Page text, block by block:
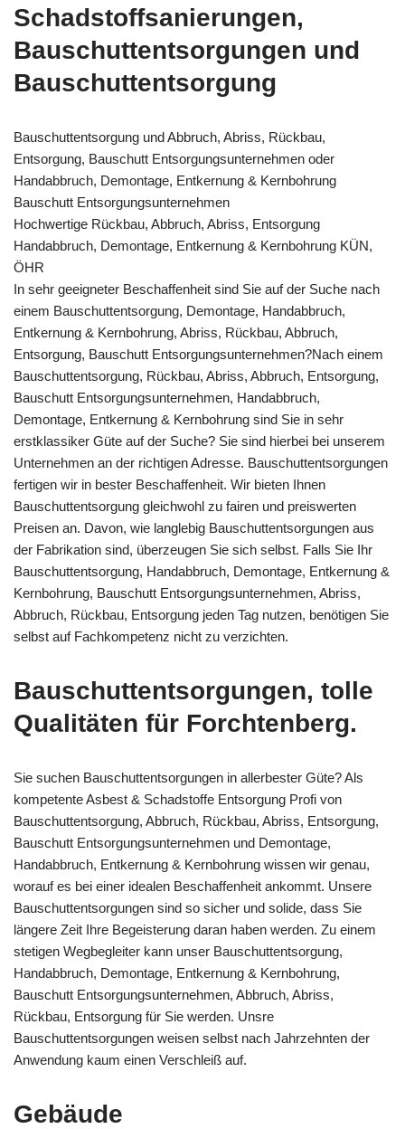
Schadstoffsanierungen,
Bauschuttentsorgungen und
Bauschuttentsorgung
Bauschuttentsorgung und Abbruch, Abriss, Rückbau,
Entsorgung, Bauschutt Entsorgungsunternehmen oder
Handabbruch, Demontage, Entkernung & Kernbohrung
Bauschutt Entsorgungsunternehmen
Hochwertige Rückbau, Abbruch, Abriss, Entsorgung
Handabbruch, Demontage, Entkernung & Kernbohrung KÜN,
ÖHR
In sehr geeigneter Beschaffenheit sind Sie auf der Suche nach
einem Bauschuttentsorgung, Demontage, Handabbruch,
Entkernung & Kernbohrung, Abriss, Rückbau, Abbruch,
Entsorgung, Bauschutt Entsorgungsunternehmen?Nach einem
Bauschuttentsorgung, Rückbau, Abriss, Abbruch, Entsorgung,
Bauschutt Entsorgungsunternehmen, Handabbruch,
Demontage, Entkernung & Kernbohrung sind Sie in sehr
erstklassiker Güte auf der Suche? Sie sind hierbei bei unserem
Unternehmen an der richtigen Adresse. Bauschuttentsorgungen
fertigen wir in bester Beschaffenheit. Wir bieten Ihnen
Bauschuttentsorgung gleichwohl zu fairen und preiswerten
Preisen an. Davon, wie langlebig Bauschuttentsorgungen aus
der Fabrikation sind, überzeugen Sie sich selbst. Falls Sie Ihr
Bauschuttentsorgung, Handabbruch, Demontage, Entkernung &
Kernbohrung, Bauschutt Entsorgungsunternehmen, Abriss,
Abbruch, Rückbau, Entsorgung jeden Tag nutzen, benötigen Sie
selbst auf Fachkompetenz nicht zu verzichten.
Bauschuttentsorgungen, tolle
Qualitäten für Forchtenberg.
Sie suchen Bauschuttentsorgungen in allerbester Güte? Als
kompetente Asbest & Schadstoffe Entsorgung Profi von
Bauschuttentsorgung, Abbruch, Rückbau, Abriss, Entsorgung,
Bauschutt Entsorgungsunternehmen und Demontage,
Handabbruch, Entkernung & Kernbohrung wissen wir genau,
worauf es bei einer idealen Beschaffenheit ankommt. Unsere
Bauschuttentsorgungen sind so sicher und solide, dass Sie
längere Zeit Ihre Begeisterung daran haben werden. Zu einem
stetigen Wegbegleiter kann unser Bauschuttentsorgung,
Handabbruch, Demontage, Entkernung & Kernbohrung,
Bauschutt Entsorgungsunternehmen, Abbruch, Abriss,
Rückbau, Entsorgung für Sie werden. Unsre
Bauschuttentsorgungen weisen selbst nach Jahrzehnten der
Anwendung kaum einen Verschleiß auf.
Gebäude